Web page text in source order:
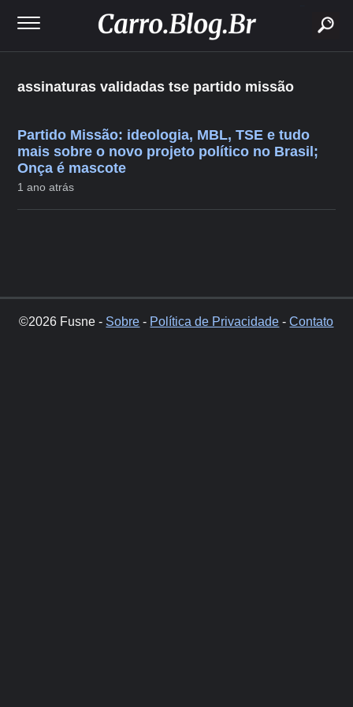
assinaturas validadas tse partido missão
Partido Missão: ideologia, MBL, TSE e tudo
mais sobre o novo projeto político no Brasil;
Onça é mascote
1 ano atrás
©2026 Fusne - Sobre - Política de Privacidade -Contato